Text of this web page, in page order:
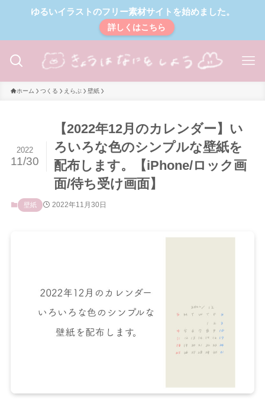
ゆるいイラストのフリー素材サイトを始めました。
詳しくはこちら
ホーム つくる えらぶ 壁紙
【2022年12月のカレンダー】い
ろいろな色のシンプルな壁紙を
配布します。【iPhone/ロック画
面/待ち受け画面】
2022
11/30
壁紙 2022年11月30日